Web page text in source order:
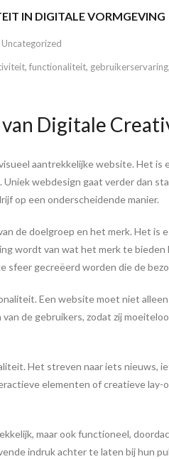
IN DIGITALE VORMGEVING
Uncategorized
, functionaliteit, gebruikerservaring,
Digitale
aantrekkelijke website. Het
webdesign gaat verder dan
op een onderscheidende manier.
de doelgroep en het merk. Het
wordt van wat het merk te
sfeer gecreëerd worden die de
Een website moet niet
de gebruikers, zodat zij
Het streven naar iets nieuws,
elementen of creatieve lay-
maar ook functioneel,
indruk achter te laten bij hun